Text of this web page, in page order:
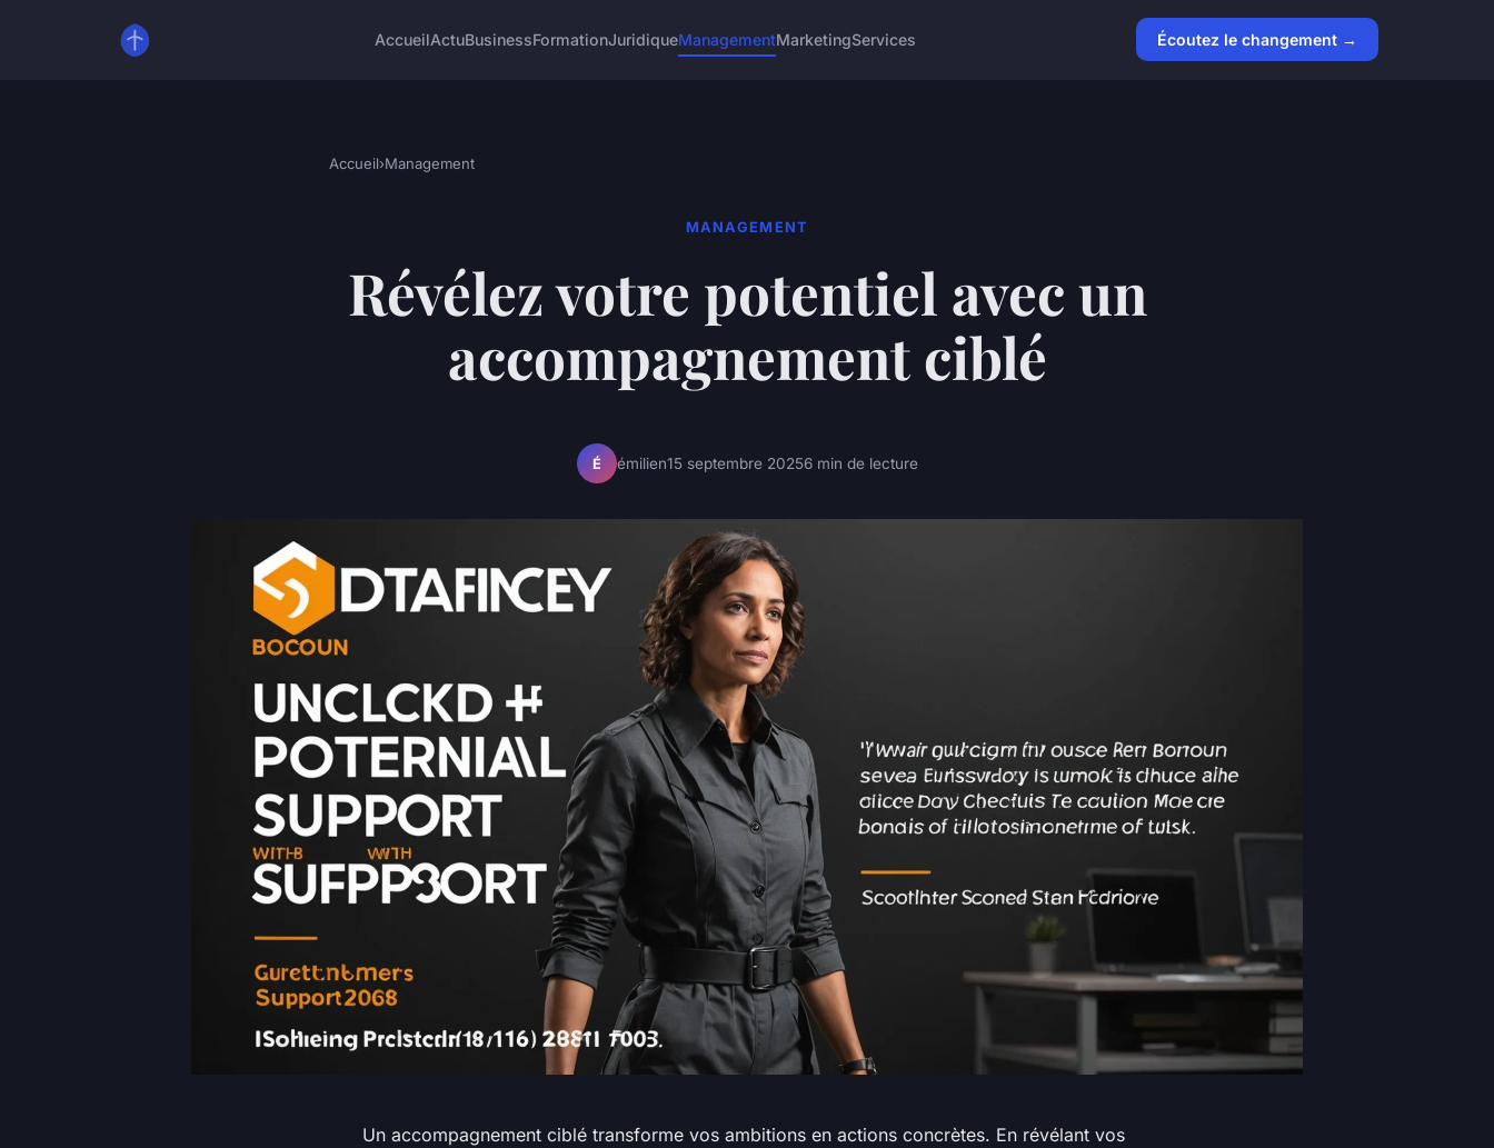
AccueilActuBusinessFormationJuridiqueManagementMarketingServices Écoutez le changement →
Accueil›Management
MANAGEMENT
Révélez votre potentiel avec un
accompagnement ciblé
É émilien15 septembre 20256 min de lecture
Un accompagnement ciblé transforme vos ambitions en actions concrètes. En révélant vos